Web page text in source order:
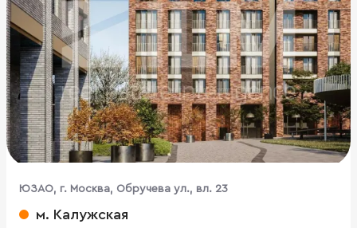
ЮЗАО, г. Москва, Обручева ул., вл. 23
м. Калужская